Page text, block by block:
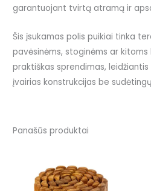
garantuojant tvirtą atramą ir
Šis įsukamas polis puikiai tinka
pavėsinėms, stoginėms ar kitoms
praktiškas sprendimas,
įvairias konstrukcijas be
Panašūs produktai